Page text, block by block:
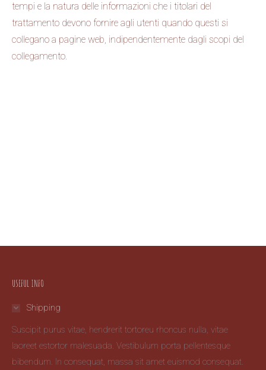
tempi e la natura delle informazioni che i titolari del
trattamento devono fornire agli utenti quando questi si
collegano a pagine web, indipendentemente dagli scopi del
collegamento.
USEFUL INFO
Shipping
Suscipit purus vitae, hendrerit tortoreu rhoncus nulla, vitae
laoreet estortor malesuada. Vestibulum porta pellentesque
bibendum. In consequat, massa sit amet euismod consequat.